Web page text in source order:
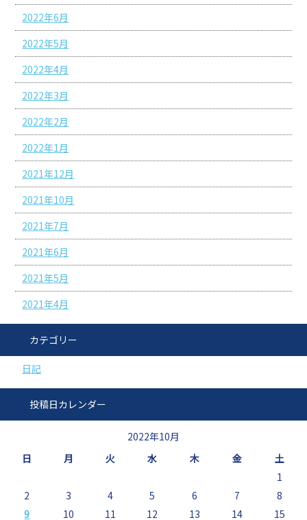
2022年6月
2022年5月
2022年4月
2022年3月
2022年2月
2022年1月
2021年12月
2021年10月
2021年7月
2021年6月
2021年5月
2021年4月
カテゴリー
日記
投稿日カレンダー
2022年10月
日
月 火 水 木 金
土
1
2
3 4 5 6 7
8
9
10 11 12 13 14 15